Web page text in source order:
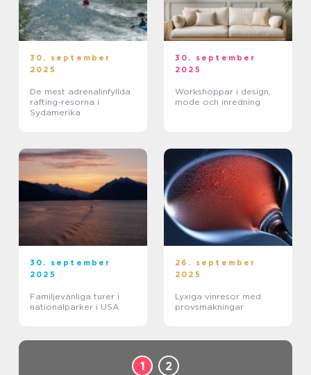
30. september
2025
De mest adrenalinfyllda
rafting-resorna i
Sydamerika
30. september
2025
Workshoppar i design,
mode och inredning
30. september
2025
Familjevänliga turer i
nationalparker i USA
26. september
2025
Lyxiga vinresor med
provsmakningar
1 2